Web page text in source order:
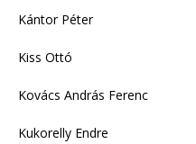
Kántor Péter
Kiss Ottó
Kovács András Ferenc
Kukorelly Endre